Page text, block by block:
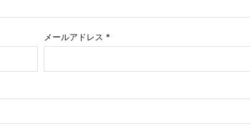
メールアドレス *